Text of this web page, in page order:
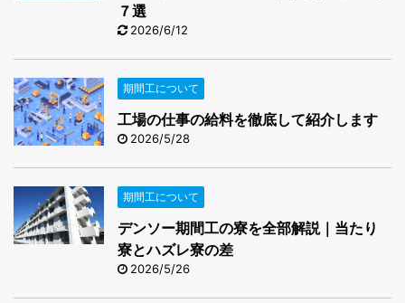
７選
2026/6/12
期間工について
工場の仕事の給料を徹底して紹介します
2026/5/28
期間工について
デンソー期間工の寮を全部解説｜当たり
寮とハズレ寮の差
2026/5/26